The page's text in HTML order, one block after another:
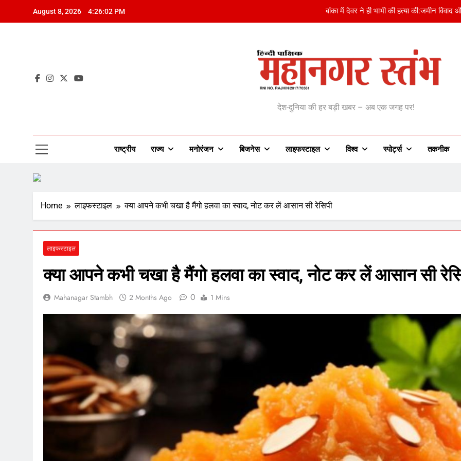
August 8, 2026 4:26:04 PM लियोनेल मेसी के पिता जॉर्ज मेसी का निधन:13 साल की उम्र में
Devdutt Padikkal का Sri Lanka में
बांका में देवर ने ही भाभी की हत्या की:जमीन
लियोनेल मेसी के पिता जॉर्ज मेसी का निधन:13 साल की उम्र में
Mahanagar Stambh |
देश-दुनिया की हर बड़ी खबर – अब एक जगह पर!
राष्ट्रीय राज्य मनोरंजन बिजनेस लाइफस्टाइल विश्व ‎स्पोर्ट्स तकनीक
Home लाइफस्टाइल क्या आपने कभी चखा है मैंगो हलवा का स्वाद, नोट कर लें आसान सी रेसिपी
लाइफस्टाइल
क्या आपने कभी चखा है मैंगो हलवा का स्वाद, नोट कर लें आसान सी
Mahanagar Stambh 2 Months Ago 0 1 Mins